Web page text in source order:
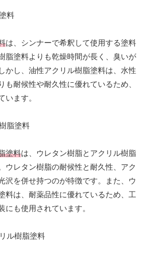
料
は、シンナーで希釈して使用する塗料
脂塗料よりも乾燥時間が長く、臭いが
かし、油性アクリル樹脂塗料は、水性
も耐候性や耐久性に優れているため、
います。
脂塗料
塗料は、ウレタン樹脂とアクリル樹脂
ウレタン樹脂の耐候性と耐久性、アク
沢を併せ持つのが特徴です。また、ウ
料は、耐薬品性に優れているため、工
にも使用されています。
ル樹脂塗料